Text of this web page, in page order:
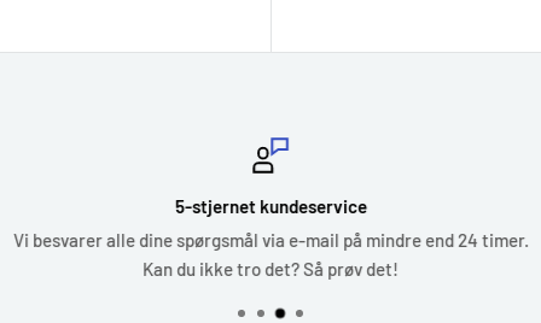
5-stjernet kundeservice
Vi besvarer alle dine spørgsmål via e-mail på mindre end 24 timer.
Kan du ikke tro det? Så prøv det!